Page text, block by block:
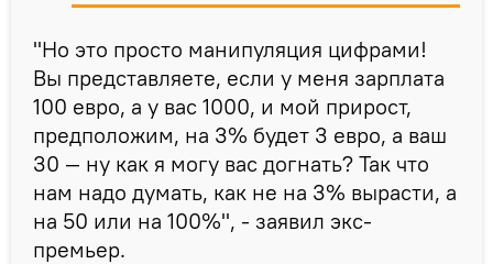
"Но это просто манипуляция цифрами!
Вы представляете, если у меня зарплата
100 евро, а у вас 1000, и мой прирост,
предположим, на 3% будет 3 евро, а ваш
30 — ну как я могу вас догнать? Так что
нам надо думать, как не на 3% вырасти, а
на 50 или на 100%", - заявил экс-
премьер.